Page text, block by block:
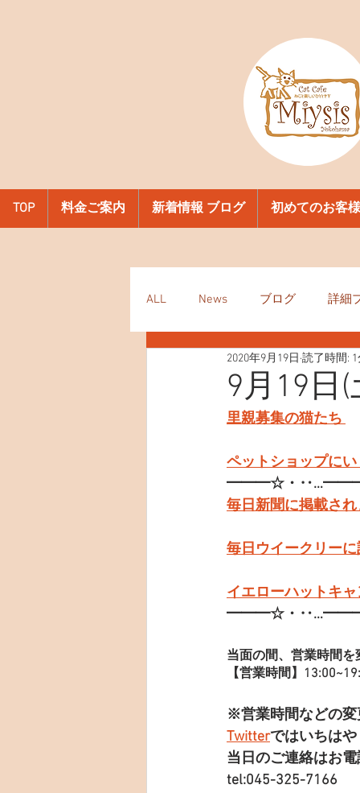
TOP 料金ご案内 新着情報 ブログ 初めてのお客
ALL News ブログ 詳細
9月19日
2020年9月19日 読了時間:
里親募集の猫たち
ペットショップに
━━━☆・
毎日新聞に掲載さ
毎日ウイークリー
イエローハットキ
━━━☆・
当面の間、営業時間
【営業時間】
※営業時間などの変
Twitterではいちは
当日のご連絡はお
tel:045-325-7166